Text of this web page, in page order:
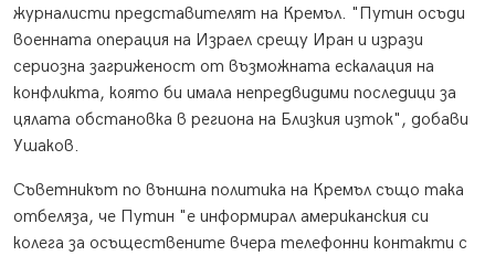
журналисти представителят на Кремъл. "Путин осъди
военната операция на Израел срещу Иран и изрази
сериозна загриженост от възможната ескалация на
конфликта, която би имала непредвидими последици за
цялата обстановка в региона на Близкия изток", добави
Ушаков.
Съветникът по външна политика на Кремъл също така
отбеляза, че Путин "е информирал американския си
колега за осъществените вчера телефонни контакти с